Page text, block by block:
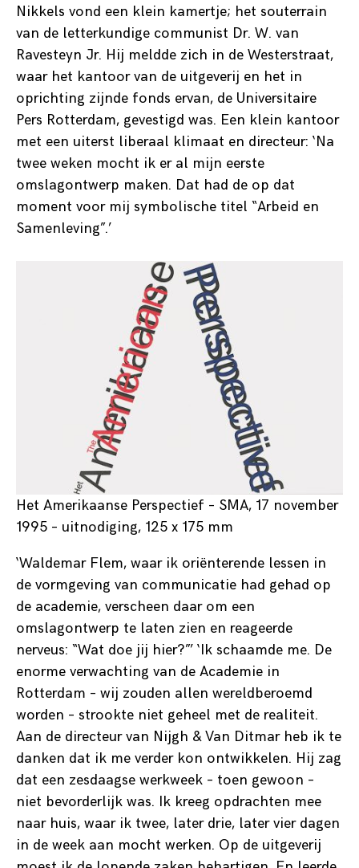
Nikkels vond een klein kamertje; het souterrain
van de letterkundige communist Dr. W. van
Ravesteyn Jr. Hij meldde zich in de Westerstraat,
waar het kantoor van de uitgeverij en het in
oprichting zijnde fonds ervan, de Universitaire
Pers Rotterdam, gevestigd was. Een klein kantoor
met een uiterst liberaal klimaat en directeur: ‘Na
twee weken mocht ik er al mijn eerste
omslagontwerp maken. Dat had de op dat
moment voor mij symbolische titel “Arbeid en
Samenleving”.’
Het Amerikaanse Perspectief – SMA, 17 november
1995 – uitnodiging, 125 x 175 mm
‘Waldemar Flem, waar ik oriënterende lessen in
de vormgeving van communicatie had gehad op
de academie, verscheen daar om een
omslagontwerp te laten zien en reageerde
nerveus: “Wat doe jij hier?”’ ‘Ik schaamde me. De
enorme verwachting van de Academie in
Rotterdam – wij zouden allen wereldberoemd
worden – strookte niet geheel met de realiteit.
Aan de directeur van Nijgh & Van Ditmar heb ik te
danken dat ik me verder kon ontwikkelen. Hij zag
dat een zesdaagse werkweek – toen gewoon –
niet bevorderlijk was. Ik kreeg opdrachten mee
naar huis, waar ik twee, later drie, later vier dagen
in de week aan mocht werken. Op de uitgeverij